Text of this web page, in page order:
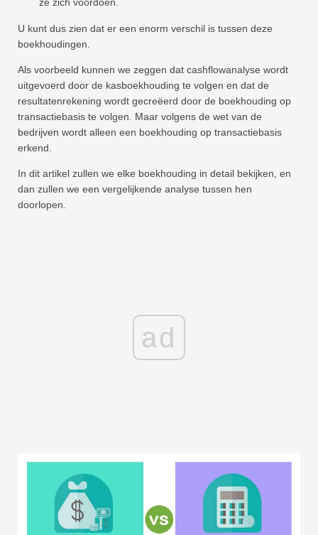
U kunt dus zien dat er een enorm verschil is tussen deze
boekhoudingen.
Als voorbeeld kunnen we zeggen dat cashflowanalyse wordt
uitgevoerd door de kasboekhouding te volgen en dat de
resultatenrekening wordt gecreëerd door de boekhouding op
transactiebasis te volgen. Maar volgens de wet van de
bedrijven wordt alleen een boekhouding op transactiebasis
erkend.
In dit artikel zullen we elke boekhouding in detail bekijken, en
dan zullen we een vergelijkende analyse tussen hen
doorlopen.
ad